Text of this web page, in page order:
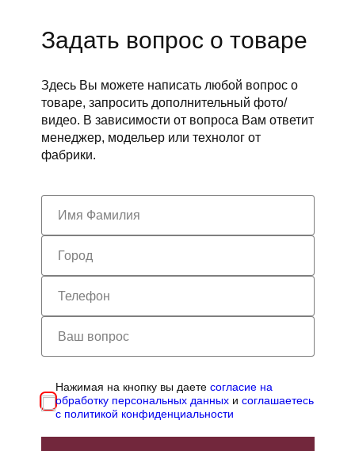
Задать вопрос о товаре
Здесь Вы можете написать любой вопрос о
товаре, запросить дополнительный фото/
видео. В зависимости от вопроса Вам ответит
менеджер, модельер или технолог от
фабрики.
Нажимая на кнопку вы даетесогласие на
обработку персональных данных исоглашаетесь
с политикой конфиденциальности